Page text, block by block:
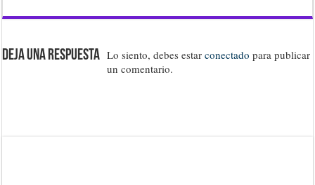
Deja una respuesta Lo siento, debes estarconectado para publicar
un comentario.